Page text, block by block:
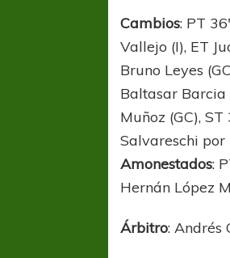
Cambios: PT
Vallejo (I), ET
Bruno Leyes
Baltasar Barcia
Muñoz (GC),
Salvareschi por
Amonestados:
Hernán López
Árbitro: Andrés